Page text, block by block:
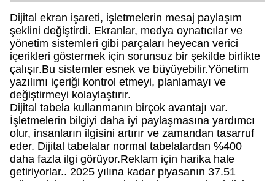
Dijital ekran işareti, işletmelerin mesaj paylaşım
şeklini değiştirdi. Ekranlar, medya oynatıcılar ve
yönetim sistemleri gibi parçaları heyecan verici
içerikleri göstermek için sorunsuz bir şekilde birlikte
çalışır.Bu sistemler esnek ve büyüyebilir.Yönetim
yazılımı içeriği kontrol etmeyi, planlamayı ve
değiştirmeyi kolaylaştırır.
Dijital tabela kullanmanın birçok avantajı var.
İşletmelerin bilgiyi daha iyi paylaşmasına yardımcı
olur, insanların ilgisini artırır ve zamandan tasarruf
eder. Dijital tabelalar normal tabelalardan %400
daha fazla ilgi görüyor.Reklam için harika hale
getiriyorlar.. 2025 yılına kadar piyasanın 37.51